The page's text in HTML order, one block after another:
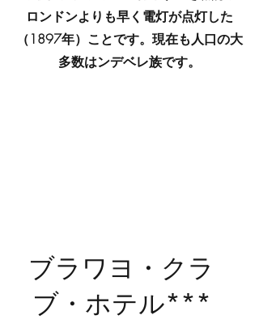
ロンドンよりも早く電灯が点灯した
（1897年）ことです。現在も人口の大
多数はンデベレ族です。
ブラワヨ・クラ
ブ・ホテル***